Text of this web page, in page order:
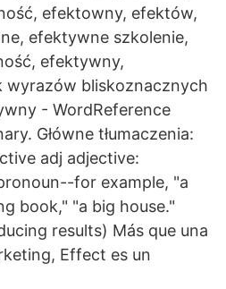
efektowny, efektów,
efektywne szkolenie,
efektywny,
wyrazów bliskoznacznych
- WordReference
Główne tłumaczenia:
adj adjective:
for example, "a
book," "a big house."
results) Más que una
Effect es un